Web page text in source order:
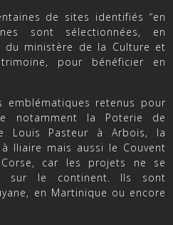
de sites identifiés “en
sont sélectionnées, en
du ministère de la Culture et
pour bénéficier en
retenus pour
notamment la Poterie de
Louis Pasteur à Arbois, la
Iliaire mais aussi le Couvent
car les projets ne se
sur le continent. Ils sont
en Martinique ou encore